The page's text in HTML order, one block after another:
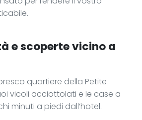
e scoperte vicino a
quartiere della Petite
vicoli acciottolati e le case a
minuti a piedi dall’hotel.